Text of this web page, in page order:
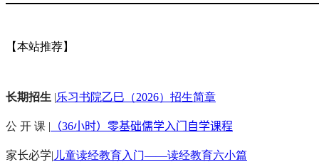
【本站推荐】
长期招生 |乐习书院乙巳（2026）招生简章
公 开 课 | （36小时）零基础儒学入门自学课程
家长必学| 儿童读经教育入门——读经教育六小篇